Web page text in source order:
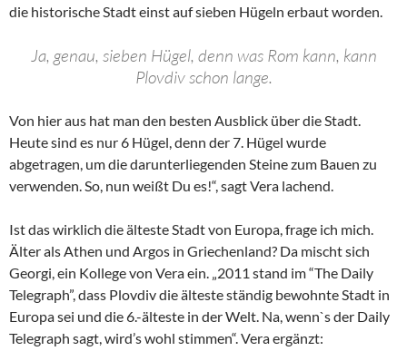
die historische Stadt einst auf sieben Hügeln erbaut worden.
Ja, genau, sieben Hügel, denn was Rom kann, kann
Plovdiv schon lange.
Von hier aus hat man den besten Ausblick über die Stadt.
Heute sind es nur 6 Hügel, denn der 7. Hügel wurde
abgetragen, um die darunterliegenden Steine zum Bauen zu
verwenden. So, nun weißt Du es!“, sagt Vera lachend.
Ist das wirklich die älteste Stadt von Europa, frage ich mich.
Älter als Athen und Argos in Griechenland? Da mischt sich
Georgi, ein Kollege von Vera ein. „2011 stand im “The Daily
Telegraph”, dass Plovdiv die älteste ständig bewohnte Stadt in
Europa sei und die 6.-älteste in der Welt. Na, wenn`s der Daily
Telegraph sagt, wird’s wohl stimmen“. Vera ergänzt: